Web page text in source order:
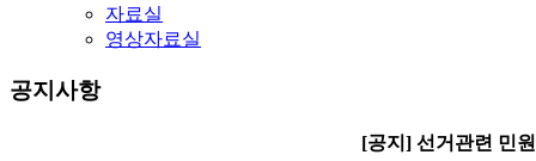
자료실
영상자료실
공지사항
[공지] 선거관련 민